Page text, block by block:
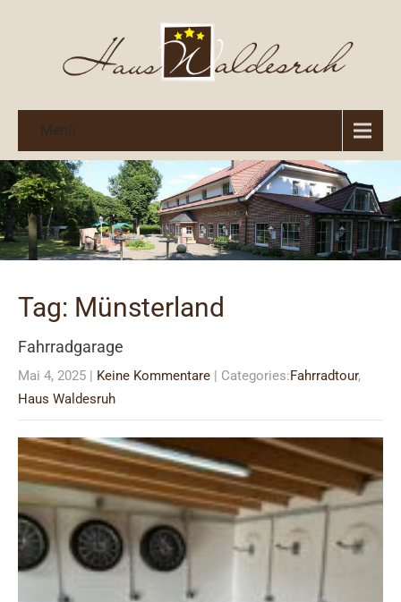
Menü
Tag: Münsterland
Fahrradgarage
Mai 4, 2025 | Keine Kommentare | Categories:Fahrradtour,
Haus Waldesruh